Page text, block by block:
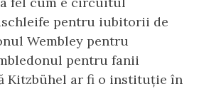
pentru iubitorii de
Wembley pentru
pentru fanii
Kitzbühel ar fi o instituție în